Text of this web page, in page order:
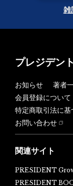
雑
プレジデン
お知らせ 著者
会員登録について
特定商取引法に基
お問い合わせ
関連サイト
PRESIDENT
PRESIDENT